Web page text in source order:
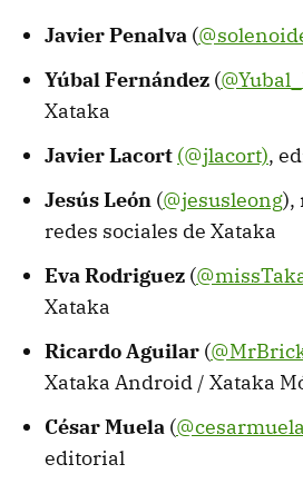
Javier Penalva (
Yúbal Fernández (
Xataka
Javier Lacort (@jlacort),
Jesús León (@jesusleong),
redes sociales de Xataka
Eva Rodriguez (
Xataka
Ricardo Aguilar (
Xataka Android / Xataka
César Muela (@cesarmuela
editorial